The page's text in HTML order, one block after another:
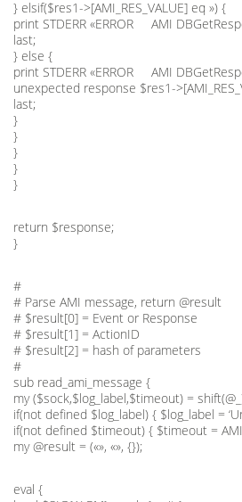
} elsif($res1->[AMI_RES_VALUE] eq ») {
print STDERR «ERROR AMI
last;
} else {
print STDERR «ERROR AMI
unexpected response $res1-
last;
}
}
}
}
}
return $response;
}
#
# Parse AMI message, return @result
# $result[0] = Event or Response
# $result[1] = ActionID
# $result[2] = hash of parameters
#
sub read_ami_message {
my ($sock,$log_label,$timeout) =
if(not defined $log_label) { $log_label =
if(not defined $timeout) { $timeout =
my @result = («», «», {});
eval {